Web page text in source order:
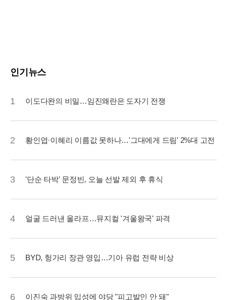
인기뉴스
1 이도다완의 비밀…임진왜란은 도자기 전쟁
2 황인엽·이혜리 이름값 못하나…'그대에게 드림' 2%대 고전
3 '단순 타박' 문정빈, 오늘 선발 제외 후 휴식
4 얼굴 드러낸 올라프…뮤지컬 '겨울왕국' 파격
5 BYD, 헝가리 장관 영입…기아 유럽 전략 비상
6 이진숙 과방위 입성에 야당 "피고발인 안 돼"